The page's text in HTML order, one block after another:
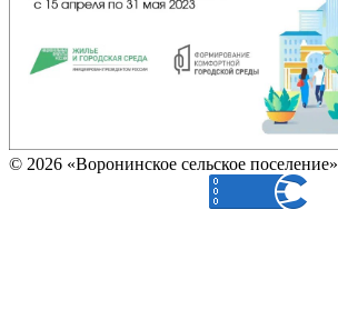
© 2026 «Воронинское сельское поселение»